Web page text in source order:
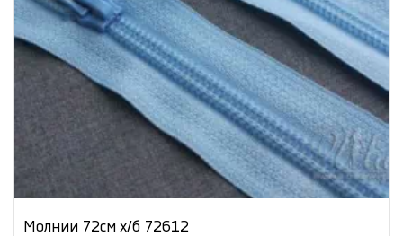
Молнии 72см х/б 72612